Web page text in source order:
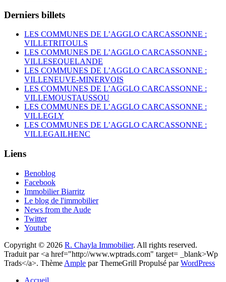
Derniers billets
LES COMMUNES DE L’AGGLO CARCASSONNE :
VILLETRITOULS
LES COMMUNES DE L’AGGLO CARCASSONNE :
VILLESEQUELANDE
LES COMMUNES DE L’AGGLO CARCASSONNE :
VILLENEUVE-MINERVOIS
LES COMMUNES DE L’AGGLO CARCASSONNE :
VILLEMOUSTAUSSOU
LES COMMUNES DE L’AGGLO CARCASSONNE :
VILLEGLY
LES COMMUNES DE L’AGGLO CARCASSONNE :
VILLEGAILHENC
Liens
Benoblog
Facebook
Immobilier Biarritz
Le blog de l'immobilier
News from the Aude
Twitter
Youtube
Copyright © 2026 R. Chayla Immobilier. All rights reserved.
Traduit par <a href="http://www.wptrads.com" target= _blank>Wp
Trads</a>. Thème Ample par ThemeGrill Propulsé parWordPress
Accueil